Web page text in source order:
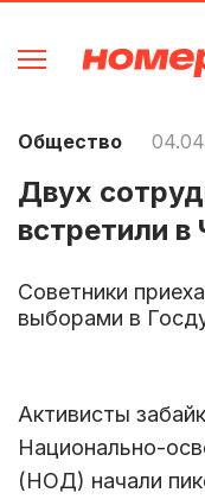
Общество
Двух
встретили в
Советники
выборами в
Активисты
Национально-
(НОД) начали